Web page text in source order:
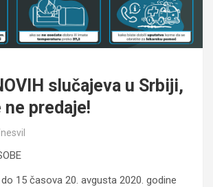
slučajeva u Srbiji,
ne predaje!
nesvil
15 časova 20. avgusta 2020. godine